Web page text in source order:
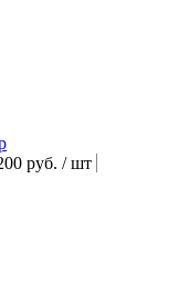
руб. / шт